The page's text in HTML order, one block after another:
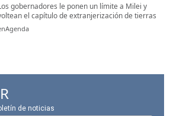
gobernadores le ponen un límite a Milei y
el capítulo de extranjerización de tierras
de noticias